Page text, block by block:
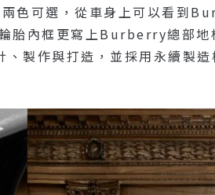
色可選，從車身上可以看到
輪胎內框更寫上Burberry總
作與打造，並採用永續製造